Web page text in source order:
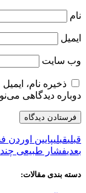
نام
ایمیل
وب‌ سایت
ذخیره نام،
دوباره دیدگاهی
قبلیقبلیپایین اوردن
بعدیفشار طبیعی
دسته بندی مقالات: